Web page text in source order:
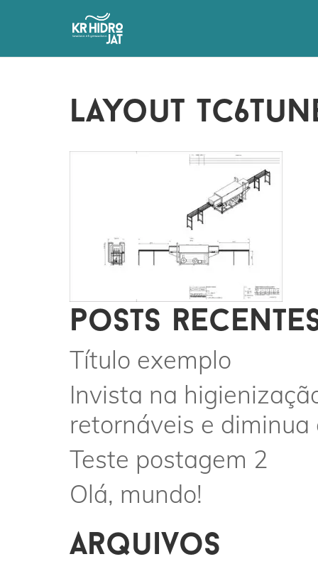
layout
posts
Título exemplo
Invista na
retornáveis e
Teste postagem 2
Olá, mundo!
arquivos